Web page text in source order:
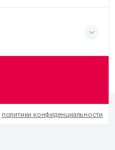
политики конфиденциальности